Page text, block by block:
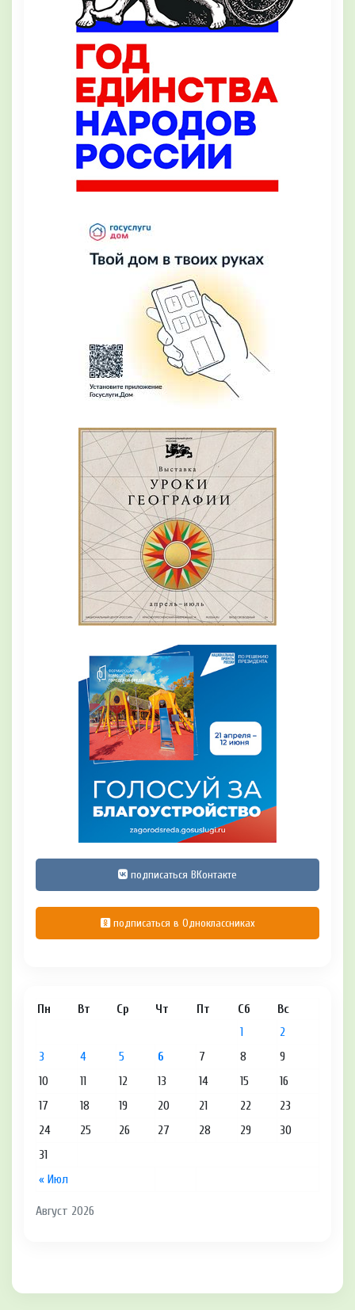
подписаться ВКонтакте
подписаться в Одноклассниках
Август 2026
Пн Вт Ср Чт Пт Сб Вс
« Июл
1
2
3
4 5 6 7 8
9
10
11 12 13 14 15
16
17
18 19 20 21 22
23
24
25 26 27 28 29
30
31